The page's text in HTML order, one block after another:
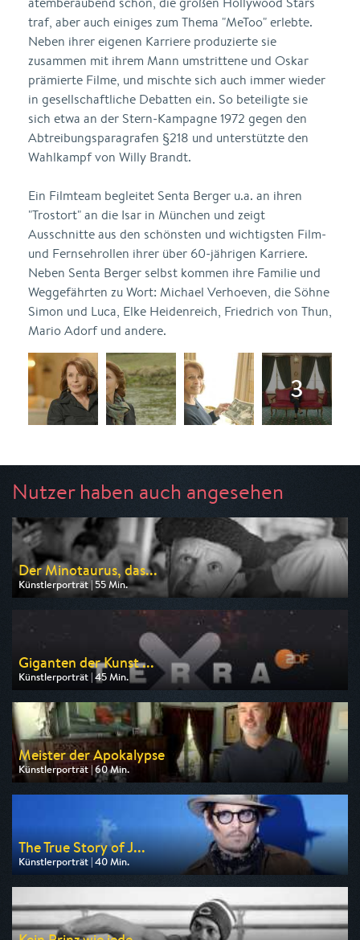
traf, aber auch einiges zum Thema "MeToo" erlebte.
Neben ihrer eigenen Karriere produzierte sie
zusammen mit ihrem Mann umstrittene und Oskar
prämierte Filme, und mischte sich auch immer wieder
in gesellschaftliche Debatten ein. So beteiligte sie
sich etwa an der Stern-Kampagne 1972 gegen den
Abtreibungsparagrafen §218 und unterstützte den
Wahlkampf von Willy Brandt.
Ein Filmteam begleitet Senta Berger u.a. an ihren
"Trostort" an die Isar in München und zeigt
Ausschnitte aus den schönsten und wichtigsten Film-
und Fernsehrollen ihrer über 60-jährigen Karriere.
Neben Senta Berger selbst kommen ihre Familie und
Weggefährten zu Wort: Michael Verhoeven, die Söhne
Simon und Luca, Elke Heidenreich, Friedrich von Thun,
Mario Adorf und andere.
Nutzer haben auch angesehen
Der Minotaurus, das...
Künstlerporträt | 55 Min.
Ausgestrahlt von arte
am 09.08.2026, 17:00
Giganten der Kunst ...
Künstlerporträt | 45 Min.
Ausgestrahlt von ZDF
am 08.08.2026, 02:45
Meister der Apokalypse
Künstlerporträt | 60 Min.
Ausgestrahlt von Phoenix
am 07.08.2026, 22:30
The True Story of J...
Künstlerporträt | 40 Min.
Ausgestrahlt von 3sat
am 10.08.2026, 19:20